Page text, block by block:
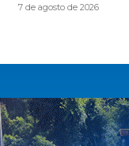
7 de agosto de 2026